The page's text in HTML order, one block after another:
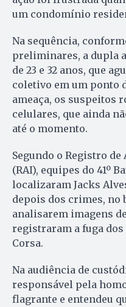
um condomínio
Na sequência,
preliminares, a dupla
de 23 e 32 anos, que
coletivo em um ponto
ameaça, os suspeitos
celulares, que ainda
até o momento.
Segundo o Registro
(RAI), equipes do 41º
localizaram Jacks
depois dos crimes, no
analisarem imagens
registraram a fuga
Corsa.
Na audiência de
responsável pela
flagrante e entendeu